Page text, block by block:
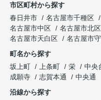
市区町村から探す
春日井市
名古屋市千種区
名古屋市中区
名古屋市北区
名古屋市天白区
名古屋市
町名から探す
坂上町
上条町 栄 中央
成願寺
志賀本通
中央通
沿線から探す